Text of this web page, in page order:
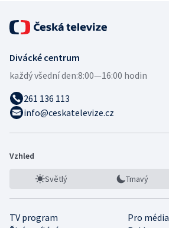
Divácké centrum
každý všední den:8:00—16:00 hodin
261 136 113
info@ceskatelevize.cz
Vzhled
Světlý Tmavý
TV program
Pro média